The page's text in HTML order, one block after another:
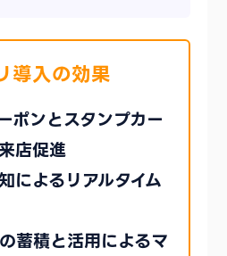
導入の効果
ポンとスタンプカー
店促進
によるリアルタイム
蓄積と活用によるマ